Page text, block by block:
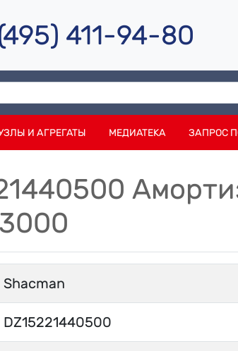
411-94-80
И АГРЕГАТЫ МЕДИАТЕКА ЗАПРОС
Shacman
DZ15221440500